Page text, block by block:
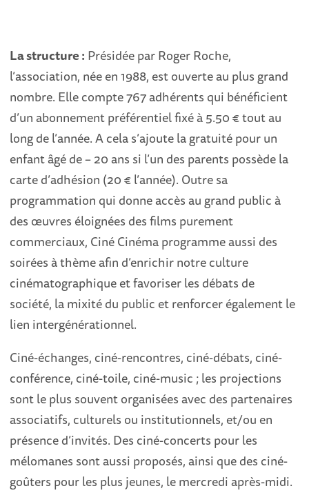
La structure : Présidée par Roger Roche,
l’association, née en 1988, est ouverte au plus grand
nombre. Elle compte 767 adhérents qui bénéficient
d’un abonnement préférentiel fixé à 5.50 € tout au
long de l’année. A cela s’ajoute la gratuité pour un
enfant âgé de – 20 ans si l’un des parents possède la
carte d’adhésion (20 € l’année). Outre sa
programmation qui donne accès au grand public à
des œuvres éloignées des films purement
commerciaux, Ciné Cinéma programme aussi des
soirées à thème afin d’enrichir notre culture
cinématographique et favoriser les débats de
société, la mixité du public et renforcer également le
lien intergénérationnel.
Ciné-échanges, ciné-rencontres, ciné-débats, ciné-
conférence, ciné-toile, ciné-music ; les projections
sont le plus souvent organisées avec des partenaires
associatifs, culturels ou institutionnels, et/ou en
présence d’invités. Des ciné-concerts pour les
mélomanes sont aussi proposés, ainsi que des ciné-
goûters pour les plus jeunes, le mercredi après-midi.